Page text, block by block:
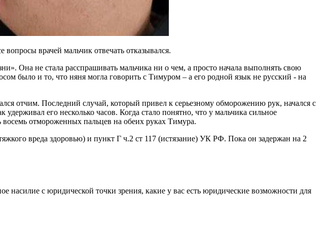
врачей мальчик отвечать отказывался.
Она не стала расспрашивать мальчика ни о чем, а просто начала выполнять свою
было и то, что няня могла говорить с Тимуром – а его родной язык не русский - на
отчим. Последний случай, который привел к серьезному обморожению рук, начался с
его несколько часов. Когда стало понятно, что у мальчика сильное
восемь отмороженных пальцев на обеих руках Тимура.
вреда здоровью) и пункт Г ч.2 ст 117 (истязание) УК РФ. Пока он задержан на 2
насилие с юридической точки зрения, какие у вас есть юридические возможности для